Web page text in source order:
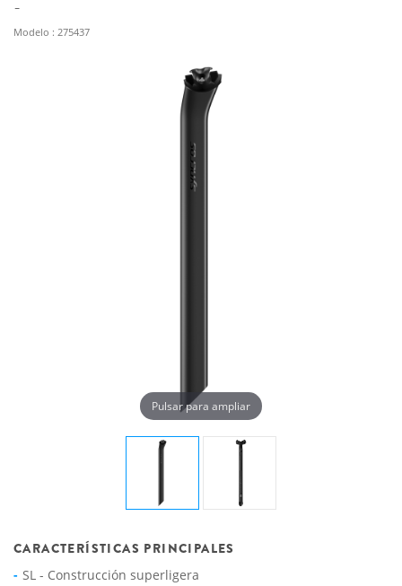
Modelo : 275437
Pulsar para ampliar
CARACTERÍSTICAS PRINCIPALES
SL - Construcción superligera